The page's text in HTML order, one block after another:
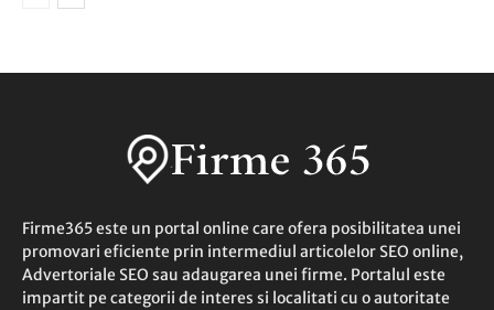
Firme365 este un portal online care ofera posibilitatea unei
promovari eficiente prin intermediul articolelor SEO online,
Advertoriale SEO sau adaugarea unei firme. Portalul este
impartit pe categorii de interes si localitati cu o autoritate